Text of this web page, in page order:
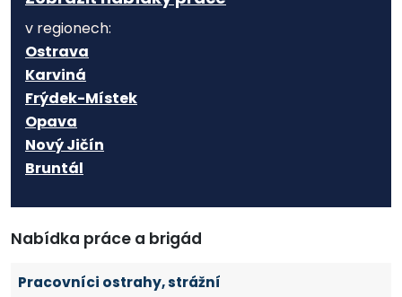
v regionech:
Ostrava
Karviná
Frýdek-Místek
Opava
Nový Jičín
Bruntál
Nabídka práce a brigád
Pracovníci ostrahy, strážní